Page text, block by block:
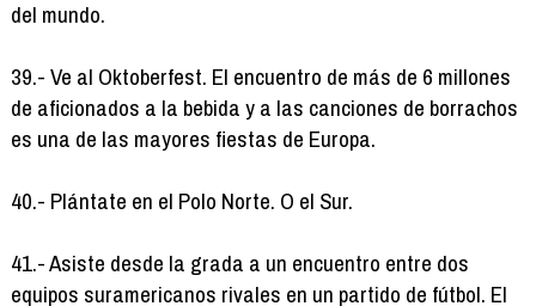
del mundo.
39.- Ve al Oktoberfest. El encuentro de más de 6 millones
de aficionados a la bebida y a las canciones de borrachos
es una de las mayores fiestas de Europa.
40.- Plántate en el Polo Norte. O el Sur.
41.- Asiste desde la grada a un encuentro entre dos
equipos suramericanos rivales en un partido de fútbol. El